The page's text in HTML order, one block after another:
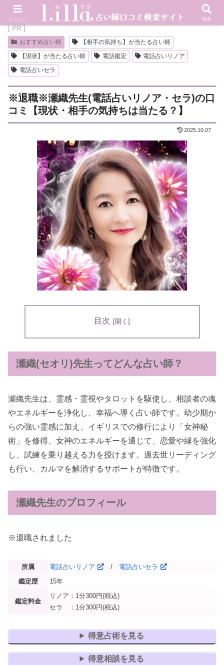
[ PR ]
おすすめ占い師
【相手の気持ち】が当たる占い師
【現状】が当たる占い師
電話鑑定
電話占いリノア
電話占いセラ
※退職※瀬織先生(電話占いリノア・セラ)の口
コミ【現状・相手の気持ちは当たる？】
2025.10.07
目次
瀬織(セオリ)先生ってどんな占い師？
瀬織先生は、霊感・霊視やタロットを駆使し、相談者の魂
やエネルギーを浄化し、幸福へ導く占い師です。幼少期か
らの強い霊感に加え、イギリスでの修行により「女神秘
術」を修得。女神のエネルギーを通じて、恋愛や縁を強化
し、試練を乗り越える力を授けます。過去世リーディング
も行い、カルマを解消するサポートが特徴です。
瀬織先生のプロフィール
※退職されました
所属 電話占いリノア / 電話占いセラ
鑑定歴
15年
鑑定料金
リノア：1分300円(税込)
セラ ：1分300円(税込)
得意占術を見る
得意相談を見る
メニュー 検索